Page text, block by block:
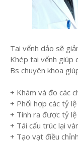
Tai vểnh dảo sẽ
Khép tai vểnh giúp
Bs chuyên khoa
+ Khám và đo các
+ Phối hợp các tỷ
+ Tính ra được tỷ
+ Tái cấu trúc lại
+ Tạo vạt điều